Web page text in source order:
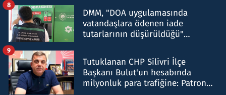
DMM, "DOA uygulamasında
vatandaşlara ödenen iade
tutarlarının düşürüldüğü"
8
Tutuklanan CHP Silivri İlçe
Başkanı Bulut'un hesabında
milyonluk para trafiğine: Patron
9